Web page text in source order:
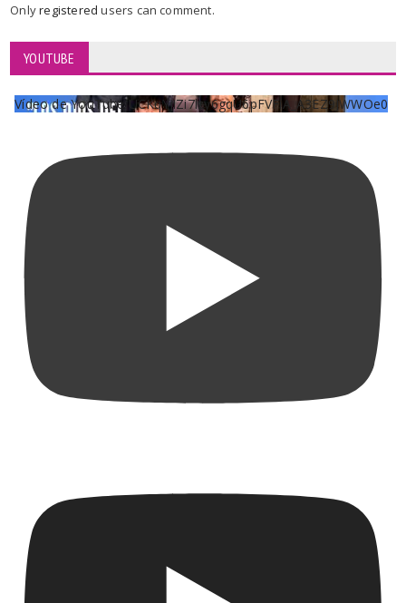
Onlyregisteredusers can comment.
YOUTUBE
Vídeo de YouTube UCKqYjiZi7lzy6gqU6pFVFiA_A3EZ9JWWOe0